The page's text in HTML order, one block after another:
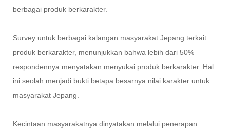
berbagai produk berkarakter.
Survey untuk berbagai kalangan masyarakat Jepang terkait
produk berkarakter, menunjukkan bahwa lebih dari 50%
respondennya menyatakan menyukai produk berkarakter. Hal
ini seolah menjadi bukti betapa besarnya nilai karakter untuk
masyarakat Jepang.
Kecintaan masyarakatnya dinyatakan melalui penerapan